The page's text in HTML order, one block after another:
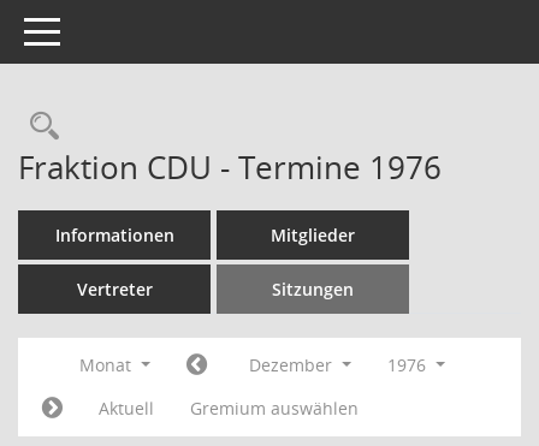
Toggle navigation
Rechercheauswahl
Fraktion CDU - Termine 1976
Informationen Mitglieder
Vertreter Sitzungen
Monat Dezember
1976
Aktuell
Gremium auswählen